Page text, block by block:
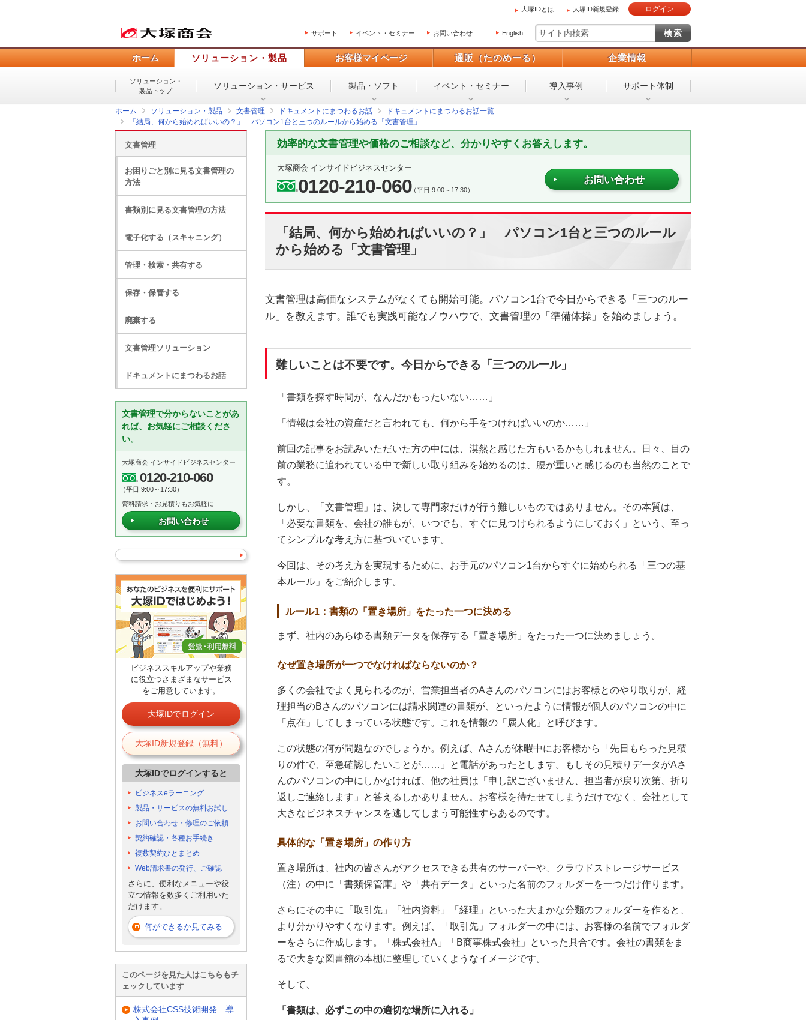
大塚IDとは 大塚ID新規登録 ログイン
サポート イベント・セミナー お問い合わせ English
ホーム ソリューション・製品 お客様マイページ 通販（たのめーる） 企業情報
ソリューション・
製品トップ
ソリューション・ サービス 製品・ソフト イベント・ セミナー 導入事例 サポート体制
ホーム ソリューション・製品 文書管理 ドキュメントにまつわるお話
ドキュメントにまつわるお話一覧
「結局、何から始めればいいの？」 パソコン1台と三つのルールから始める「文書管理」
効率的な文書管理や価格のご相談など、分かりやすくお答えします。
大塚商会 インサイドビジネスセンター
0120-210-060（平日 9:00～17:30）
お問い合わせ
「結局、何から始めればいいの？」 パソコン1台と三つのルール
から始める「文書管理」
文書管理は高価なシステムがなくても開始可能。パソコン1台で今日からできる「三つのルー
ル」を教えます。誰でも実践可能なノウハウで、文書管理の「準備体操」を始めましょう。
難しいことは不要です。今日からできる「三つのルール」
「書類を探す時間が、なんだかもったいない……」
「情報は会社の資産だと言われても、何から手をつければいいのか……」
前回の記事をお読みいただいた方の中には、漠然と感じた方もいるかもしれません。日々、目の
前の業務に追われている中で新しい取り組みを始めるのは、腰が重いと感じるのも当然のことで
す。
しかし、「文書管理」は、決して専門家だけが行う難しいものではありません。その本質は、
「必要な書類を、会社の誰もが、いつでも、すぐに見つけられるようにしておく」という、至っ
てシンプルな考え方に基づいています。
今回は、その考え方を実現するために、お手元のパソコン1台からすぐに始められる「三つの基
本ルール」をご紹介します。
ルール1：書類の「置き場所」をたった一つに決める
まず、社内のあらゆる書類データを保存する「置き場所」をたった一つに決めましょう。
なぜ置き場所が一つでなければならないのか？
多くの会社でよく見られるのが、営業担当者のAさんのパソコンにはお客様とのやり取りが、経
理担当のBさんのパソコンには請求関連の書類が、といったように情報が個人のパソコンの中に
「点在」してしまっている状態です。これを情報の「属人化」と呼びます。
この状態の何が問題なのでしょうか。例えば、Aさんが休暇中にお客様から「先日もらった見積
りの件で、至急確認したいことが……」と電話があったとします。もしその見積りデータがAさ
んのパソコンの中にしかなければ、他の社員は「申し訳ございません、担当者が戻り次第、折り
返しご連絡します」と答えるしかありません。お客様を待たせてしまうだけでなく、会社として
大きなビジネスチャンスを逃してしまう可能性すらあるのです。
具体的な「置き場所」の作り方
置き場所は、社内の皆さんがアクセスできる共有のサーバーや、クラウドストレージサービス
（注）の中に「書類保管庫」や「共有データ」といった名前のフォルダーを一つだけ作ります。
さらにその中に「取引先」「社内資料」「経理」といった大まかな分類のフォルダーを作ると、
より分かりやすくなります。例えば、「取引先」フォルダーの中には、お客様の名前でフォルダ
ーをさらに作成します。「株式会社A」「B商事株式会社」といった具合です。会社の書類をま
るで大きな図書館の本棚に整理していくようなイメージです。
そして、
「書類は、必ずこの中の適切な場所に入れる」
文書管理
お困りごと別に見る文書管理の
方法
書類別に見る文書管理の方法
電子化する（スキャニング）
管理・検索・共有する
保存・保管する
廃棄する
文書管理ソリューション
ドキュメントにまつわるお話
文書管理で分からないことがあ
れば、お気軽にご相談くださ
い。
大塚商会 インサイドビジネスセンター
0120-210-060
（平日 9:00～17:30）
資料請求・お見積りもお気軽に
お問い合わせ
ビジネススキルアップや業務
に役立つさまざまなサービス
をご用意しています。
大塚IDでログイン
大塚ID新規登録（無料）
大塚IDでログインすると
ビジネスeラーニング
製品・サービスの無料お試し
お問い合わせ・修理のご依頼
契約確認・各種お手続き
複数契約ひとまとめ
Web請求書の発行、ご確認
さらに、便利なメニューや役
立つ情報を数多くご利用いた
だけます。
何ができるか見てみる
このページを見た人はこちらもチ
ェックしています
株式会社CSS技術開発 導